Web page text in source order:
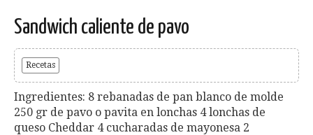
Sandwich caliente de pavo
Recetas
Ingredientes: 8 rebanadas de pan blanco de molde
250 gr de pavo o pavita en lonchas 4 lonchas de
queso Cheddar 4 cucharadas de mayonesa 2